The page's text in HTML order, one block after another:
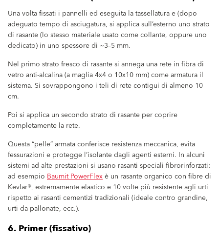
Una volta fissati i pannelli ed eseguita la tassellatura e (dopo
adeguato tempo di asciugatura, si applica sull’esterno uno strato
di rasante (lo stesso materiale usato come collante, oppure uno
dedicato) in uno spessore di ~3–5 mm.
Nel primo strato fresco di rasante si annega una rete in fibra di
vetro anti-alcalina (a maglia 4x4 o 10x10 mm) come armatura il
sistema. Si sovrappongono i teli di rete contigui di almeno 10
cm.
Poi si applica un secondo strato di rasante per coprire
completamente la rete.
Questa “pelle” armata conferisce resistenza meccanica, evita
fessurazioni e protegge l’isolante dagli agenti esterni. In alcuni
sistemi ad alte prestazioni si usano rasanti speciali fibrorinforzati:
ad esempio Baumit PowerFlexè un rasante organico con fibre di
Kevlar®, estremamente elastico e 10 volte più resistente agli urti
rispetto ai rasanti cementizi tradizionali (ideale contro grandine,
urti da pallonate, ecc.).
6. Primer (fissativo)